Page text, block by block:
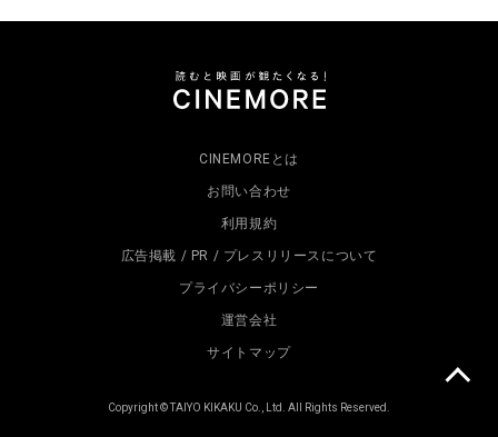
CINEMOREとは
お問い合わせ
利用規約
広告掲載 / PR / プレスリリースについて
プライバシーポリシー
運営会社
サイトマップ
Copyright © TAIYO KIKAKU Co., Ltd. All Rights Reserved.